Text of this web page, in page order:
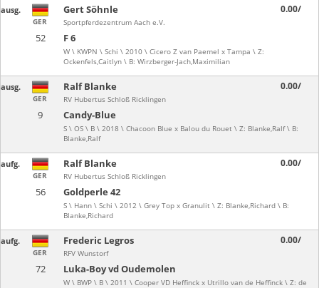
ausg.
52 F 6
W \ KWPN \ Schi \ 2010 \ Cicero Z van Paemel x Tampa \ Z:
Ockenfels,Caitlyn \ B: Wirzberger-Jach,Maximilian
GER
Gert Söhnle
Sportpferdezentrum Aach e.V.
0.00/
ausg.
9 Candy-Blue
S \ OS \ B \ 2018 \ Chacoon Blue x Balou du Rouet \ Z: Blanke,Ralf \ B:
Blanke,Ralf
GER
Ralf Blanke
RV Hubertus Schloß Ricklingen
0.00/
aufg.
56 Goldperle 42
S \ Hann \ Schi \ 2012 \ Grey Top x Granulit \ Z: Blanke,Richard \ B:
Blanke,Richard
GER
Ralf Blanke
RV Hubertus Schloß Ricklingen
0.00/
aufg.
72 Luka-Boy vd Oudemolen
W \ BWP \ B \ 2011 \ Cooper VD Heffinck x Utrillo van de Heffinck \ Z: de
GER
Frederic Legros
RFV Wunstorf
0.00/